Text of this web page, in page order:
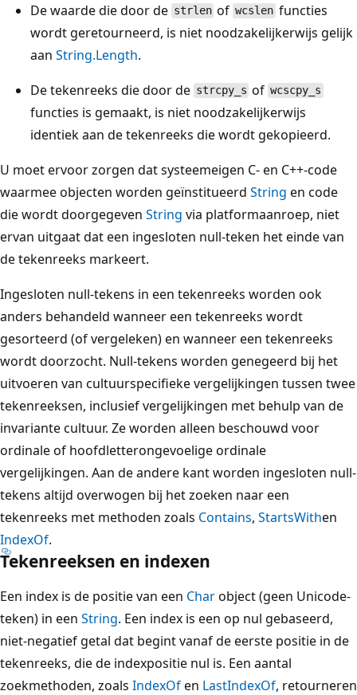
De waarde die door de strlen of wcslen functies
wordt geretourneerd, is niet noodzakelijkerwijs gelijk
aan String.Length.
De tekenreeks die door de strcpy_s of wcscpy_s
functies is gemaakt, is niet noodzakelijkerwijs
identiek aan de tekenreeks die wordt gekopieerd.
U moet ervoor zorgen dat systeemeigen C- en C++-code
waarmee objecten worden geïnstitueerd String en code
die wordt doorgegeven String via platformaanroep, niet
ervan uitgaat dat een ingesloten null-teken het einde van
de tekenreeks markeert.
Ingesloten null-tekens in een tekenreeks worden ook
anders behandeld wanneer een tekenreeks wordt
gesorteerd (of vergeleken) en wanneer een tekenreeks
wordt doorzocht. Null-tekens worden genegeerd bij het
uitvoeren van cultuurspecifieke vergelijkingen tussen twee
tekenreeksen, inclusief vergelijkingen met behulp van de
invariante cultuur. Ze worden alleen beschouwd voor
ordinale of hoofdletterongevoelige ordinale
vergelijkingen. Aan de andere kant worden ingesloten null-
tekens altijd overwogen bij het zoeken naar een
tekenreeks met methoden zoals Contains, StartsWithen
IndexOf.
Tekenreeksen en indexen
Een index is de positie van een Charobject (geen Unicode-
teken) in een String. Een index is een op nul gebaseerd,
niet-negatief getal dat begint vanaf de eerste positie in de
tekenreeks, die de indexpositie nul is. Een aantal
zoekmethoden, zoals IndexOfen LastIndexOf, retourneren